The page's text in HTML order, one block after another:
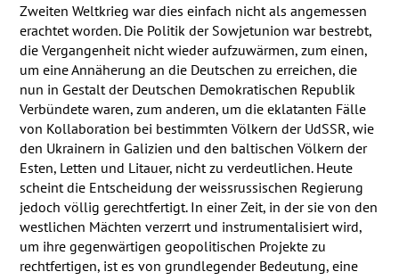
Zweiten Weltkrieg war dies einfach nicht als angemessen
erachtet worden. Die Politik der Sowjetunion war bestrebt,
die Vergangenheit nicht wieder aufzuwärmen, zum einen,
um eine Annäherung an die Deutschen zu erreichen, die
nun in Gestalt der Deutschen Demokratischen Republik
Verbündete waren, zum anderen, um die eklatanten Fälle
von Kollaboration bei bestimmten Völkern der UdSSR, wie
den Ukrainern in Galizien und den baltischen Völkern der
Esten, Letten und Litauer, nicht zu verdeutlichen. Heute
scheint die Entscheidung der weissrussischen Regierung
jedoch völlig gerechtfertigt. In einer Zeit, in der sie von den
westlichen Mächten verzerrt und instrumentalisiert wird,
um ihre gegenwärtigen geopolitischen Projekte zu
rechtfertigen, ist es von grundlegender Bedeutung, eine